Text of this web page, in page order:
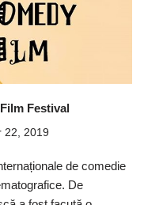
Festival
22, 2019
de comedie
De